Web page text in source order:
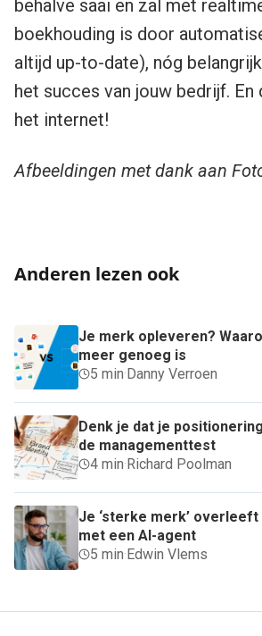
behalve saai en zal met
boekhouding is door
altijd up-to-date), nóg
het succes van jouw bedrijf. En
het internet!
Afbeeldingen met dank aan
Anderen lezen ook
Je merk opleveren?
meer genoeg is
5 min·Danny Verroen
Denk je dat je
de managementtest
4 min·Richard Poolman
Je ‘sterke merk’
met een AI-agent
5 min·Edwin Vlems